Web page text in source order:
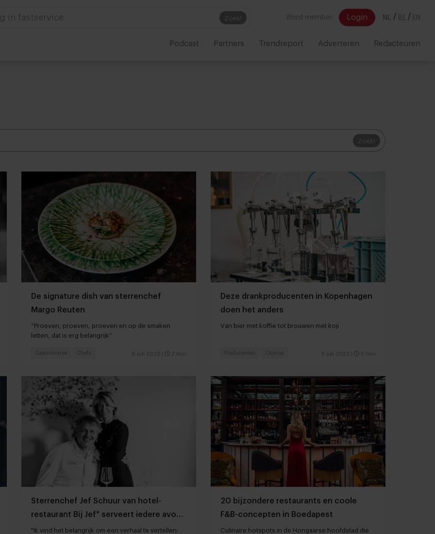
Zoek!
in fastservice Word member Login NL / BE / EN
Podcast Partners Trendreport Adverteren Redacteuren
Zoek!
De signature dish van sterrenchef
Margo Reuten
“Proeven, proeven, proeven en op de smaken
letten, dat is erg belangrijk”
6 juli 2022 2 min
Gastronomie Chefs
Deze drankproducenten in Kopenhagen
doen het anders
Van bier met koffie tot brouwen met koji
5 juli 2022 5 min
Producenten Citytrip
Sterrenchef Jef Schuur van hotel-
restaurant Bij Jef* serveert iedere avond
een theatervoorstelling
"Ik vind het belangrijk om een verhaal te vertellen:
20 bijzondere restaurants en coole
F&B-concepten in Boedapest
Culinaire hotspots in de Hongaarse hoofdstad die